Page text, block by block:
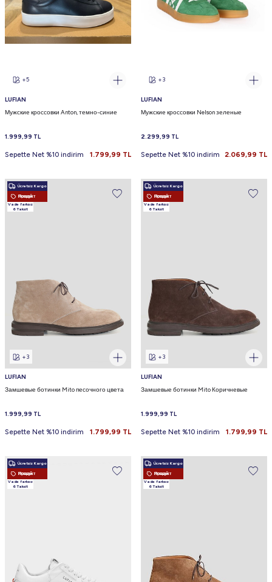
+5
LUFIAN
Мужские кроссовки Anton, темно-синие
1.999,99 TL
Sepette Net %10 indirim 1.799,99 TL
+3
LUFIAN
Мужские кроссовки Nelson зеленые
2.299,99 TL
Sepette Net %10 indirim 2.069,99 TL
Ücretsiz Kargo
Новый Продукт
Vade farksız
6 Taksit
+3
LUFIAN
Замшевые ботинки Mito песочного цвета
1.999,99 TL
Sepette Net %10 indirim 1.799,99 TL
Ücretsiz Kargo
Новый Продукт
Vade farksız
6 Taksit
+3
LUFIAN
Замшевые ботинки Mito Коричневые
1.999,99 TL
Sepette Net %10 indirim 1.799,99 TL
Ücretsiz Kargo
Новый Продукт
Vade farksız
6 Taksit
Ücretsiz Kargo
Новый Продукт
Vade farksız
6 Taksit